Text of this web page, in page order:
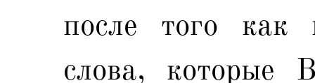
после того как
слова, которые